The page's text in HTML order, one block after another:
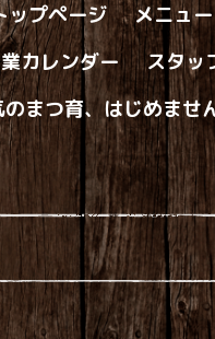
ップページ メニュ
カレンダー
スタッ
まつ育、はじめませ